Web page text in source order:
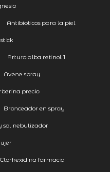
Antibioticos para la piel
Arturo alba retinol 1
Avene spray
precio
Bronceador en spray
sol nebulizador
Clorhexidina farmacia